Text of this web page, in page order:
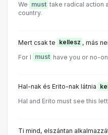
We must take radical action
country.
Mert csak te kellesz , más
For I must have you or no-
Hal-nak és Erito-nak látnia
Hal and Erito must see this
Ti mind, elszántan